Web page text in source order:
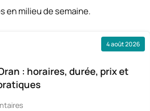
en milieu de semaine.
4 août 2026
: horaires, durée, prix et